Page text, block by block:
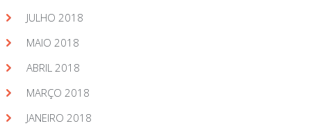
JULHO 2018
MAIO 2018
ABRIL 2018
MARÇO 2018
JANEIRO 2018